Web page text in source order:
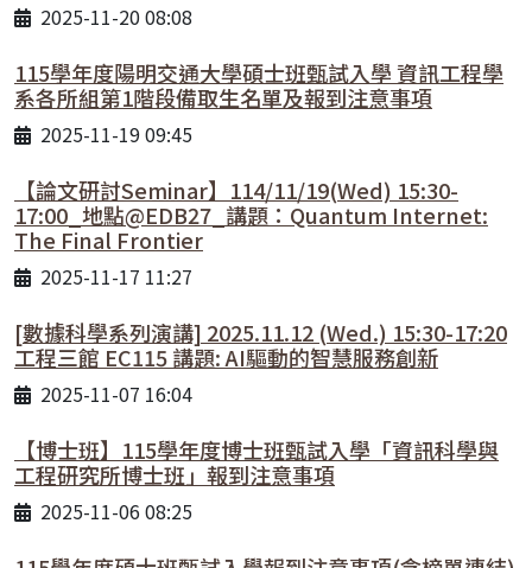
2025-11-20 08:08
115學年度陽明交通大學碩士班甄試入學 資訊工程學
系各所組第1階段備取生名單及報到注意事項
2025-11-19 09:45
【論文研討Seminar】114/11/19(Wed) 15:30-
17:00_地點@EDB27_講題：Quantum Internet:
The Final Frontier
2025-11-17 11:27
[數據科學系列演講] 2025.11.12 (Wed.) 15:30-17:20
工程三館 EC115 講題: AI驅動的智慧服務創新
2025-11-07 16:04
【博士班】115學年度博士班甄試入學「資訊科學與
工程研究所博士班」報到注意事項
2025-11-06 08:25